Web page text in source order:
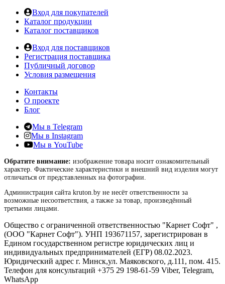
Вход для покупателей
Каталог продукции
Каталог поставщиков
Вход для поставщиков
Регистрация поставщика
Публичный договор
Условия размещения
Контакты
О проекте
Блог
Мы в Telegram
Мы в Instagram
Мы в YouTube
Обратите внимание: изображение товара носит ознакомительный
характер. Фактические характеристики и внешний вид изделия могут
отличаться от представленных на фотографии.
Администрация сайта kruton.by не несёт ответственности за
возможные несоответствия, а также за товар, произведённый
третьими лицами.
Общество с ограниченной ответственностью "Карнет Софт" ,
(ООО "Карнет Софт"). УНП 193671157, зарегистрирован в
Едином государственном регистре юридических лиц и
индивидуальных предпринимателей (ЕГР) 08.02.2023.
Юридический адрес г. Минск,ул. Маяковского, д.111, пом. 415.
Телефон для консультаций +375 29 198-61-59 Viber, Telegram,
WhatsApp